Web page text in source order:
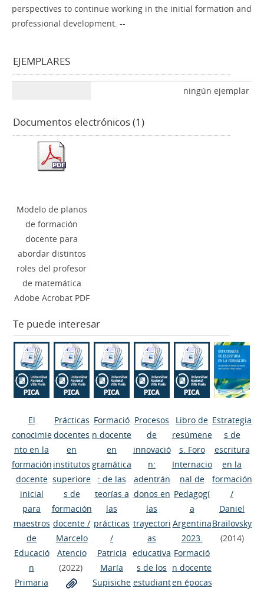
perspectives to continue working in the initial formation and
professional development. --
EJEMPLARES
ningún ejemplar
Documentos electrónicos (1)
Modelo de planos
de formación
docente para
abordar distintos
roles del profesor
de matemática
Adobe Acrobat PDF
Te puede interesar
El
conocimie
nto en la
formación
docente
inicial
para
maestros
de
Educació
n
Primaria
Prácticas
docentes
en
institutos
superiore
s de
formación
docente /
Marcelo
Atencio
(2022)
Formació
n docente
en
gramática
: de las
teorías a
las
prácticas
/
Patricia
María
Supisiche
Procesos
de
innovació
n:
adentrán
donos en
las
trayectori
as
educativa
s de los
estudiant
Libro de
resúmene
s. Foro
Internacio
nal de
Pedagogí
a
Argentina
2023.
Formació
n docente
en épocas
Estrategia
s de
escritura
en la
formación
/
Daniel
Brailovsky
(2014)